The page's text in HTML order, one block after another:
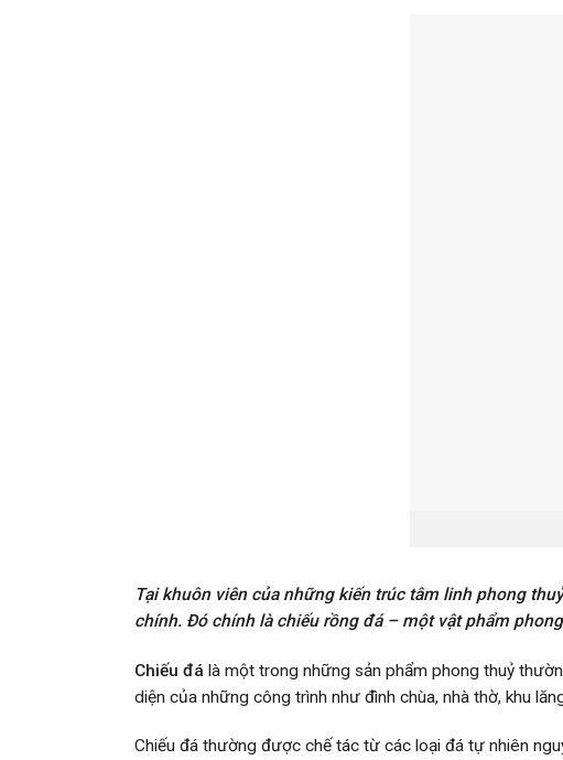
Tại khuôn viên của những kiến trúc tâm linh phong
chính. Đó chính là chiếu rồng đá – một vật phẩm
Chiếu đá là một trong những sản phẩm phong thuỷ
diện của những công trình như đình chùa, nhà thờ, khu
Chiếu đá thường được chế tác từ các loại đá tự nhiên